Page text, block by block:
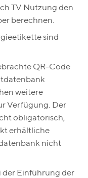
TV Nutzung den
berechnen.
sind
QR-Code
weitere
Verfügung. Der
obligatorisch,
erhältliche
nicht
der Einführung der